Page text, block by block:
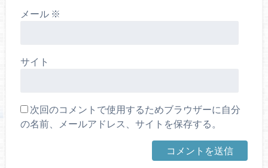
メール ※
サイト
次回のコメントで使用するためブラウザーに自分
の名前、メールアドレス、サイトを保存する。